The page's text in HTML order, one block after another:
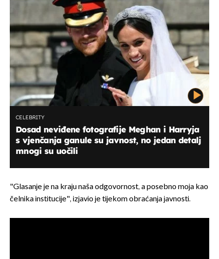
CELEBRITY
Dosad neviđene fotografije Meghan i Harryja
s vjenčanja ganule su javnost, no jedan detalj
mnogi su uočili
"Glasanje je na kraju naša odgovornost, a posebno moja kao
čelnika institucije", izjavio je tijekom obraćanja javnosti.